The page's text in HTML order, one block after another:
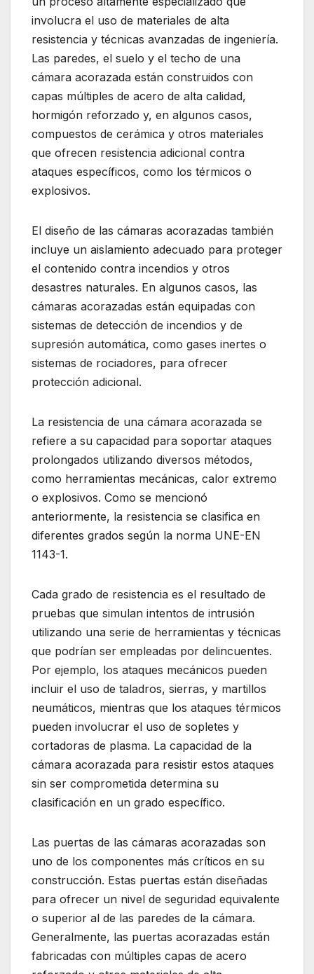
involucra el uso de materiales de alta
resistencia y técnicas avanzadas de ingeniería.
Las paredes, el suelo y el techo de una
cámara acorazada están construidos con
capas múltiples de acero de alta calidad,
hormigón reforzado y, en algunos casos,
compuestos de cerámica y otros materiales
que ofrecen resistencia adicional contra
ataques específicos, como los térmicos o
explosivos.
El diseño de las cámaras acorazadas también
incluye un aislamiento adecuado para proteger
el contenido contra incendios y otros
desastres naturales. En algunos casos, las
cámaras acorazadas están equipadas con
sistemas de detección de incendios y de
supresión automática, como gases inertes o
sistemas de rociadores, para ofrecer
protección adicional.
La resistencia de una cámara acorazada se
refiere a su capacidad para soportar ataques
prolongados utilizando diversos métodos,
como herramientas mecánicas, calor extremo
o explosivos. Como se mencionó
anteriormente, la resistencia se clasifica en
diferentes grados según la norma UNE-EN
1143-1.
Cada grado de resistencia es el resultado de
pruebas que simulan intentos de intrusión
utilizando una serie de herramientas y técnicas
que podrían ser empleadas por delincuentes.
Por ejemplo, los ataques mecánicos pueden
incluir el uso de taladros, sierras, y martillos
neumáticos, mientras que los ataques térmicos
pueden involucrar el uso de sopletes y
cortadoras de plasma. La capacidad de la
cámara acorazada para resistir estos ataques
sin ser comprometida determina su
clasificación en un grado específico.
Las puertas de las cámaras acorazadas son
uno de los componentes más críticos en su
construcción. Estas puertas están diseñadas
para ofrecer un nivel de seguridad equivalente
o superior al de las paredes de la cámara.
Generalmente, las puertas acorazadas están
fabricadas con múltiples capas de acero